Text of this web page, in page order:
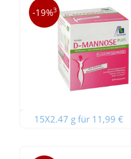
-19%3
15X2.47 g für 11,99 €